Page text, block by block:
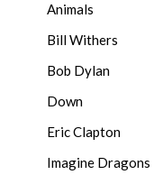
Animals
Bill Withers
Bob Dylan
Down
Eric Clapton
Imagine Dragons